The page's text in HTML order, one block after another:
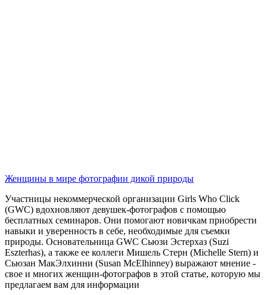
Женщины в мире фотографии дикой природы
Участницы некоммерческой организации Girls Who Click
(GWC) вдохновляют девушек-фотографов с помощью
бесплатных семинаров. Они помогают новичкам приобрести
навыки и уверенность в себе, необходимые для съемки
природы. Основательница GWC Сьюзи Эстерхаз (Suzi
Eszterhas), а также ее коллеги Мишель Стерн (Michelle Stern) и
Сьюзан МакЭлхинни (Susan McElhinney) выражают мнение -
свое и многих женщин-фотографов в этой статье, которую мы
предлагаем вам для информации